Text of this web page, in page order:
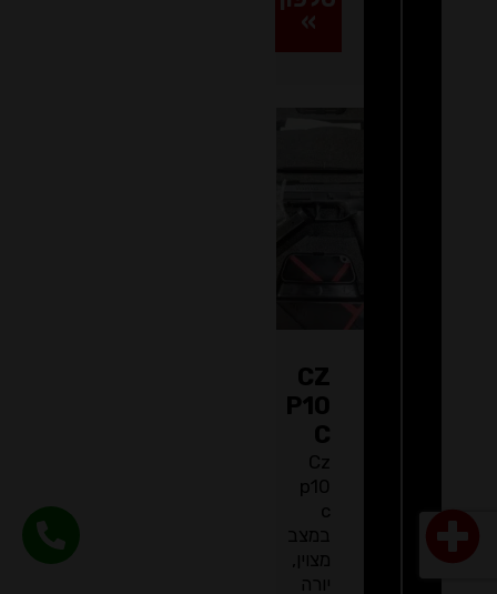
»
CZ
P10
C
Cz
p10
c
במצב
מצוין,
יורה